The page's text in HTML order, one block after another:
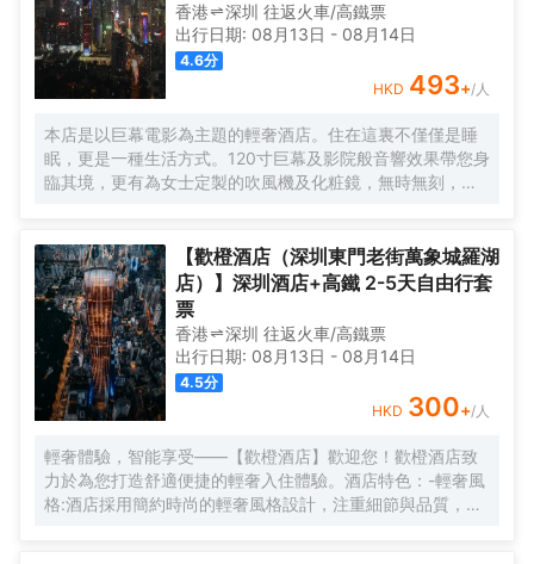
香港 深圳 往返火車/高鐵票
出行日期: 08月13日 - 08月14日
4.6分
HKD 493+/人
本店是以巨幕電影為主題的輕奢酒店。住在這裏不僅僅是睡
眠，更是一種生活方式。120寸巨幕及影院般音響效果帶您身
臨其境，更有為女士定製的吹風機及化粧鏡，無時無刻，呈
【歡橙酒店（深圳東門老街萬象城羅湖
店）】深圳酒店+高鐵 2-5天自由行套
票
香港 深圳 往返火車/高鐵票
出行日期: 08月13日 - 08月14日
4.5分
HKD 300+/人
輕奢體驗，智能享受——【歡橙酒店】歡迎您！歡橙酒店致
力於為您打造舒適便捷的輕奢入住體驗。酒店特色：-輕奢風
格:酒店採用簡約時尚的輕奢風格設計，注重細節與品質，為